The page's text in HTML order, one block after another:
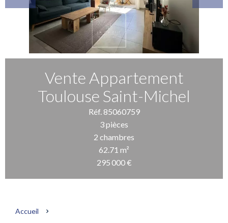
Vente Appartement
Toulouse Saint-Michel
Réf. 85060759
3 pièces
2 chambres
62.71 m²
295 000 €
Accueil